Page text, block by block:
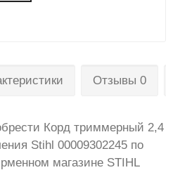
Отзывы 0
Корд триммерный 2,4
Stihl 00009302245 по
магазине STIHL